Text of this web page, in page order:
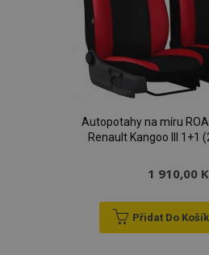
Autopotahy na míru
Renault Kangoo III 1+1
1 910,00
Přidat Do